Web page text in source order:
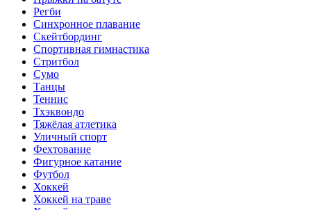
Регби
Синхронное плавание
Скейтбординг
Спортивная гимнастика
Стритбол
Сумо
Танцы
Теннис
Тхэквондо
Тяжёлая атлетика
Уличный спорт
Фехтование
Фигурное катание
Футбол
Хоккей
Хоккей на траве